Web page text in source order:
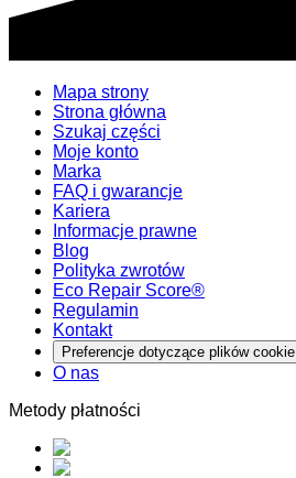
Mapa strony
Strona główna
Szukaj części
Moje konto
Marka
FAQ i gwarancje
Kariera
Informacje prawne
Blog
Polityka zwrotów
Eco Repair Score®
Regulamin
Kontakt
Preferencje dotyczące plików cookie
O nas
Metody płatności